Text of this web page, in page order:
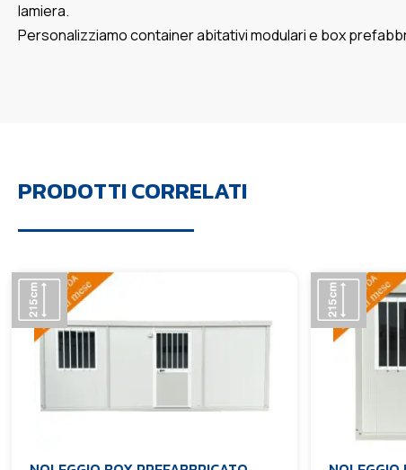
lamiera.
Personalizziamo container abitativi modulari e box
PRODOTTI CORRELATI